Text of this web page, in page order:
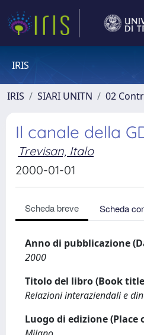
IRIS
IRIS SIARI UNITN 02
Il canale della
Trevisan, Italo
2000-01-01
Scheda breve Scheda
Anno di pubblicazione
2000
Titolo del libro (Book
Relazioni interaziendali e
Luogo di edizione